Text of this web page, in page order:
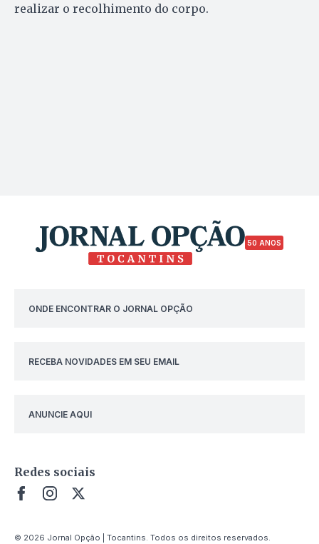
realizar o recolhimento do corpo.
50 ANOS
ONDE ENCONTRAR O JORNAL OPÇÃO
RECEBA NOVIDADES EM SEU EMAIL
ANUNCIE AQUI
Redes sociais
© 2026 Jornal Opção | Tocantins. Todos os direitos reservados.